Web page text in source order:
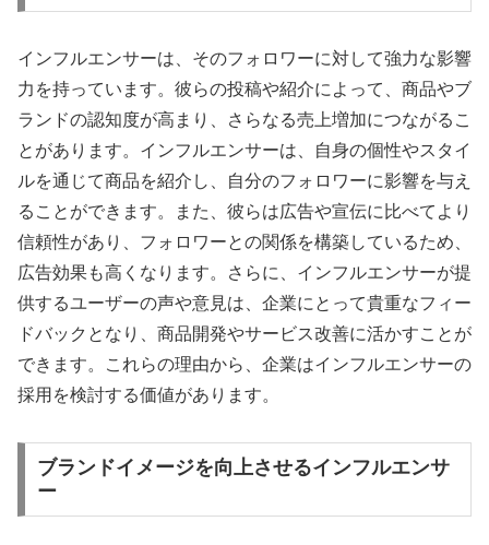
インフルエンサーは、そのフォロワーに対して強力な影響
力を持っています。彼らの投稿や紹介によって、商品やブ
ランドの認知度が高まり、さらなる売上増加につながるこ
とがあります。インフルエンサーは、自身の個性やスタイ
ルを通じて商品を紹介し、自分のフォロワーに影響を与え
ることができます。また、彼らは広告や宣伝に比べてより
信頼性があり、フォロワーとの関係を構築しているため、
広告効果も高くなります。さらに、インフルエンサーが提
供するユーザーの声や意見は、企業にとって貴重なフィー
ドバックとなり、商品開発やサービス改善に活かすことが
できます。これらの理由から、企業はインフルエンサーの
採用を検討する価値があります。
ブランドイメージを向上させるインフルエンサ
ー